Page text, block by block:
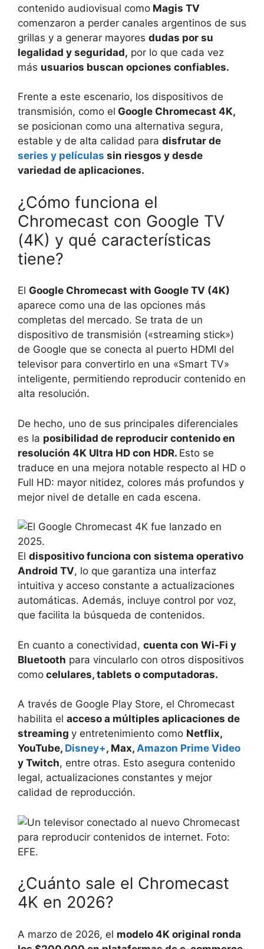
contenido audiovisual como Magis TV
comenzaron a perder canales argentinos de sus
grillas y a generar mayores dudas por su
legalidad y seguridad, por lo que cada vez
más usuarios buscan opciones confiables.
Frente a este escenario, los dispositivos de
transmisión, como el Google Chromecast 4K,
se posicionan como una alternativa segura,
estable y de alta calidad para disfrutar de
series y películas sin riesgos y desde
variedad de aplicaciones.
¿Cómo funciona el
Chromecast con Google TV
(4K) y qué características
tiene?
El Google Chromecast with Google TV (4K)
aparece como una de las opciones más
completas del mercado. Se trata de un
dispositivo de transmisión («streaming stick»)
de Google que se conecta al puerto HDMI del
televisor para convertirlo en una «Smart TV»
inteligente, permitiendo reproducir contenido en
alta resolución.
De hecho, uno de sus principales diferenciales
es la posibilidad de reproducir contenido en
resolución 4K Ultra HD con HDR. Esto se
traduce en una mejora notable respecto al HD o
Full HD: mayor nitidez, colores más profundos y
mejor nivel de detalle en cada escena.
El dispositivo funciona con sistema operativo
Android TV, lo que garantiza una interfaz
intuitiva y acceso constante a actualizaciones
automáticas. Además, incluye control por voz,
que facilita la búsqueda de contenidos.
En cuanto a conectividad, cuenta con Wi-Fi y
Bluetooth para vincularlo con otros dispositivos
como celulares, tablets o computadoras.
A través de Google Play Store, el Chromecast
habilita el acceso a múltiples aplicaciones de
streaming y entretenimiento como Netflix,
YouTube, Disney+, Max, Amazon Prime Video
y Twitch, entre otras. Esto asegura contenido
legal, actualizaciones constantes y mejor
calidad de reproducción.
¿Cuánto sale el Chromecast
4K en 2026?
A marzo de 2026, el modelo 4K original ronda